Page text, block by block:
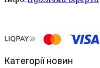
Категорії новин